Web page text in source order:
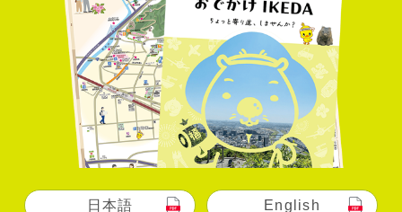
日本語 English